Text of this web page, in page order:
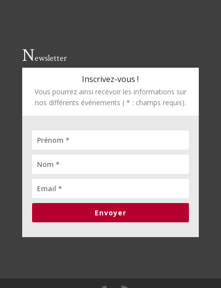
Newsletter
Inscrivez-vous !
Vous pourrez ainsi recevoir les informations sur
nos différents événements ( * : champs requis).
Envoyer